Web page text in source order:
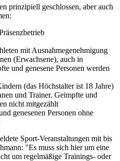
prinzipiell geschlossen, aber auch
mit Ausnahmegenehmigung
(Erwachsene), auch in
und genesene Personen werden
(das Höchstalter ist 18 Jahre)
und Trainer. Geimpfte und
nicht mitgezählt
genesenen Personen ohne
Sport-Veranstaltungen mit bis
"Es muss sich hier um eine
um regelmäßige Trainings- oder